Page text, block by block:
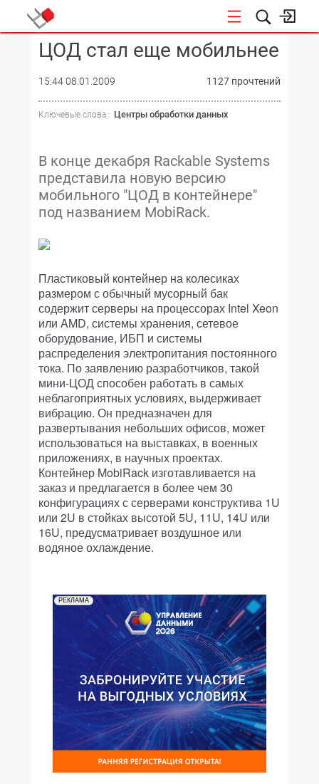
КОНФЕРЕНЦИИ
ЦОД стал еще мобильнее
15:44 08.01.2009 1127 прочтений
Ключевые слова : Центры обработки данных
В конце декабря Rackable Systems
представила новую версию
мобильного "ЦОД в контейнере"
под названием MobiRack.
Пластиковый контейнер на колесиках
размером с обычный мусорный бак
содержит серверы на процессорах Intel Xeon
или AMD, системы хранения, сетевое
оборудование, ИБП и системы
распределения электропитания постоянного
тока. По заявлению разработчиков, такой
мини-ЦОД способен работать в самых
неблагоприятных условиях, выдерживает
вибрацию. Он предназначен для
развертывания небольших офисов, может
использоваться на выставках, в военных
приложениях, в научных проектах.
Контейнер MobiRack изготавливается на
заказ и предлагается в более чем 30
конфигурациях с серверами конструктива 1U
или 2U в стойках высотой 5U, 11U, 14U или
16U, предусматривает воздушное или
водяное охлаждение.
РЕКЛАМА